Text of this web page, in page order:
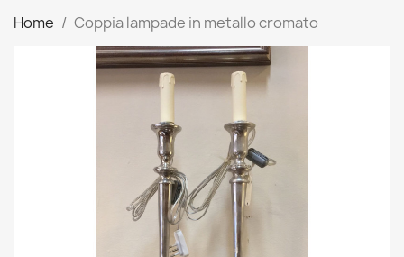
Home Coppia lampade in metallo cromato